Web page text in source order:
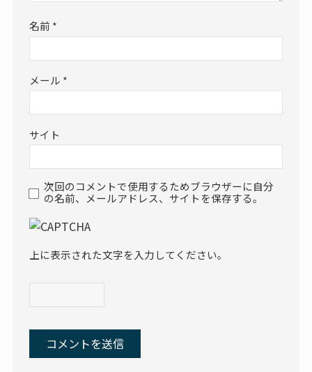
名前 *
メール *
サイト
次回のコメントで使用するためブラウザーに自分
の名前、メールアドレス、サイトを保存する。
上に表示された文字を入力してください。